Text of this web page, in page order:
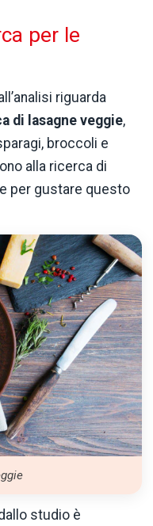
per le
riguarda
di lasagne veggie,
broccoli e
alla ricerca di
per gustare questo
studio è